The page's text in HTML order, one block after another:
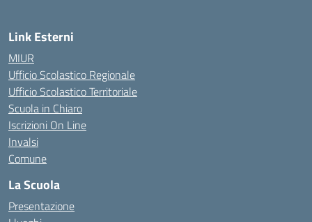
Link Esterni
MIUR
Ufficio Scolastico Regionale
Ufficio Scolastico Territoriale
Scuola in Chiaro
Iscrizioni On Line
Invalsi
Comune
La Scuola
Presentazione